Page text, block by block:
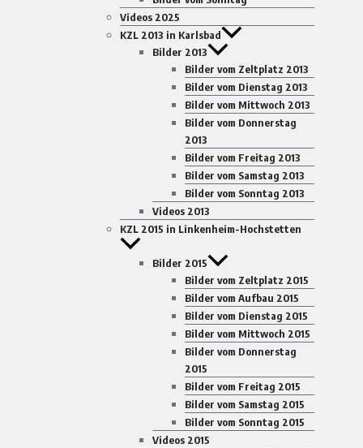
Videos 2025
KZL 2013 in Karlsbad
Bilder 2013
Bilder vom Zeltplatz 2013
Bilder vom Dienstag 2013
Bilder vom Mittwoch 2013
Bilder vom Donnerstag
2013
Bilder vom Freitag 2013
Bilder vom Samstag 2013
Bilder vom Sonntag 2013
Videos 2013
KZL 2015 in Linkenheim-Hochstetten
Bilder 2015
Bilder vom Zeltplatz 2015
Bilder vom Aufbau 2015
Bilder vom Dienstag 2015
Bilder vom Mittwoch 2015
Bilder vom Donnerstag
2015
Bilder vom Freitag 2015
Bilder vom Samstag 2015
Bilder vom Sonntag 2015
Videos 2015